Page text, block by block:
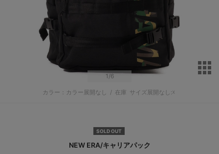
1 /6
カラー：カラー展開なし / 在庫 サイズ展開なし:☓
SOLD OUT
NEW ERA/キャリアパック